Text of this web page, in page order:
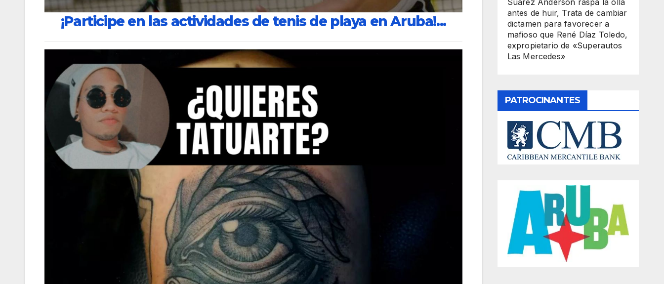
¡Participe en las actividades de tenis de playa en Aruba!...
Suárez Anderson raspa la olla
antes de huir, Trata de cambiar
dictamen para favorecer a
mafioso que René Díaz Toledo,
expropietario de «Superautos
Las Mercedes»
PATROCINANTES